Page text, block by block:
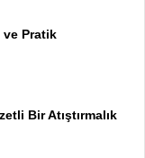
ve Pratik
Bir Atıştırmalık